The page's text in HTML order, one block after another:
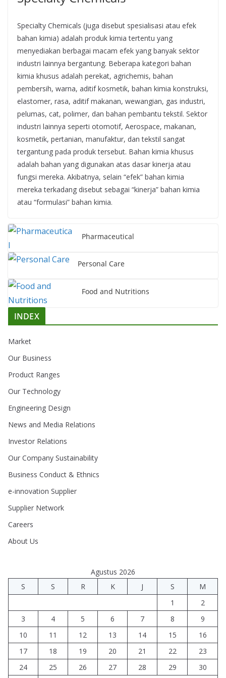
Specialty Chemicals (juga disebut spesialisasi atau efek
bahan kimia) adalah produk kimia tertentu yang
menyediakan berbagai macam efek yang banyak sektor
industri lainnya bergantung. Beberapa kategori bahan
kimia khusus adalah perekat, agrichemis, bahan
pembersih, warna, aditif kosmetik, bahan kimia konstruksi,
elastomer, rasa, aditif makanan, wewangian, gas industri,
pelumas, cat, polimer, dan bahan pembantu tekstil. Sektor
industri lainnya seperti otomotif, Aerospace, makanan,
kosmetik, pertanian, manufaktur, dan tekstil sangat
tergantung pada produk tersebut. Bahan kimia khusus
adalah bahan yang digunakan atas dasar kinerja atau
fungsi mereka. Akibatnya, selain “efek” bahan kimia
mereka terkadang disebut sebagai “kinerja” bahan kimia
atau “formulasi” bahan kimia.
Pharmaceutical
Personal Care
Food and Nutritions
INDEX
Market
Our Business
Product Ranges
Our Technology
Engineering Design
News and Media Relations
Investor Relations
Our Company Sustainability
Business Conduct & Ethnics
e-innovation Supplier
Supplier Network
Careers
About Us
Agustus 2026
S
S R K J S
M
1
2
3
4 5 6 7 8
9
10
11 12 13 14 15
16
17
18 19 20 21 22
23
24
25 26 27 28 29
30